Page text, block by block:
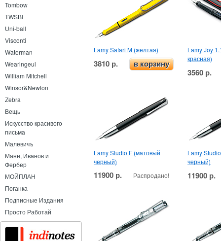
Tombow
TWSBI
Uni-ball
Visconti
Waterman
Wearingeul
William Mitchell
Winsor&Newton
Zebra
Вещь
Искусство красивого
письма
Малевичъ
Манн, Иванов и
Фербер
МОЙПЛАН
Поганка
Подписные Издания
Просто Работай
Lamy Safari M (желтая)
3810 р. в корзину
Lamy Joy
красная)
3560 р.
Lamy Studio F (матовый
черный)
11900 р. Распродано!
Lamy
черный)
11900 р.